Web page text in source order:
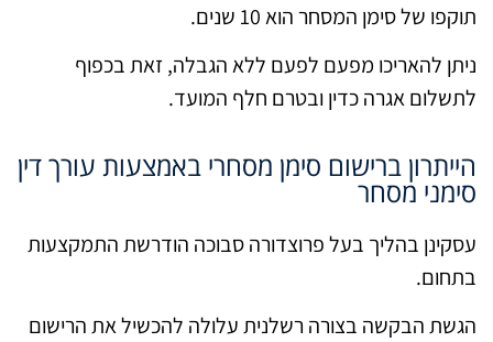
תוקפו של סימן המסחר הוא 10 שנים.
ניתן להאריכו מפעם לפעם ללא הגבלה, זאת בכפוף
לתשלום אגרה כדין ובטרם חלף המועד.
הייתרון ברישום סימן מסחרי באמצעות עורך דין
סימני מסחר
עסקינן בהליך בעל פרוצדורה סבוכה הודרשת התמקצעות
בתחום.
הגשת הבקשה בצורה רשלנית עלולה להכשיל את הרישום